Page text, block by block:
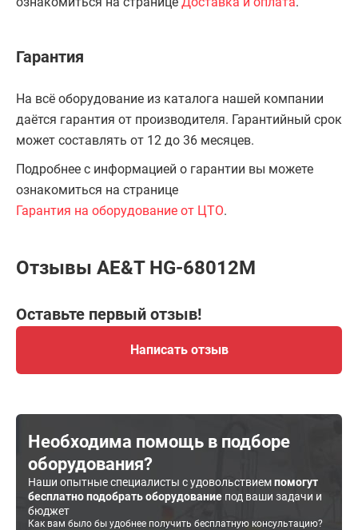
Гарантия
На всё оборудование из каталога нашей компании
даётся гарантия от производителя. Гарантийный срок
может составлять от 12 до 36 месяцев.
Подробнее с информацией о гарантии вы можете
ознакомиться на странице
Гарантия на оборудование от ЦТО.
Отзывы AE&T HG-68012M
Оставьте первый отзыв!
Написать отзыв
Необходима помощь в подборе
оборудования?
Наши опытные специалисты с удовольствиемпомогут
бесплатно подобрать оборудование под ваши задачи и
бюджет
Как вам было бы удобнее получить бесплатную консультацию?